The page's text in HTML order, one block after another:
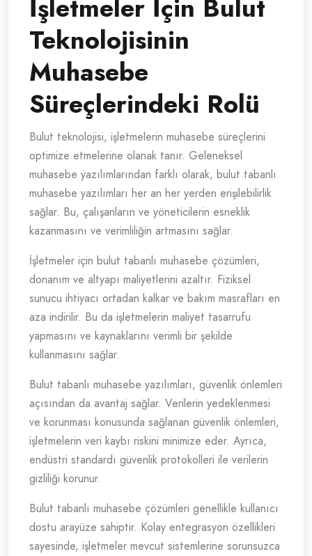
İşletmeler İçin Bulut
Teknolojisinin
Muhasebe
Süreçlerindeki Rolü
Bulut teknolojisi, işletmelerin muhasebe süreçlerini
optimize etmelerine olanak tanır. Geleneksel
muhasebe yazılımlarından farklı olarak, bulut tabanlı
muhasebe yazılımları her an her yerden erişilebilirlik
sağlar. Bu, çalışanların ve yöneticilerin esneklik
kazanmasını ve verimliliğin artmasını sağlar.
İşletmeler için bulut tabanlı muhasebe çözümleri,
donanım ve altyapı maliyetlerini azaltır. Fiziksel
sunucu ihtiyacı ortadan kalkar ve bakım masrafları en
aza indirilir. Bu da işletmelerin maliyet tasarrufu
yapmasını ve kaynaklarını verimli bir şekilde
kullanmasını sağlar.
Bulut tabanlı muhasebe yazılımları, güvenlik önlemleri
açısından da avantaj sağlar. Verilerin yedeklenmesi
ve korunması konusunda sağlanan güvenlik önlemleri,
işletmelerin veri kaybı riskini minimize eder. Ayrıca,
endüstri standardı güvenlik protokolleri ile verilerin
gizliliği korunur.
Bulut tabanlı muhasebe çözümleri genellikle kullanıcı
dostu arayüze sahiptir. Kolay entegrasyon özellikleri
sayesinde, işletmeler mevcut sistemlerine sorunsuzca